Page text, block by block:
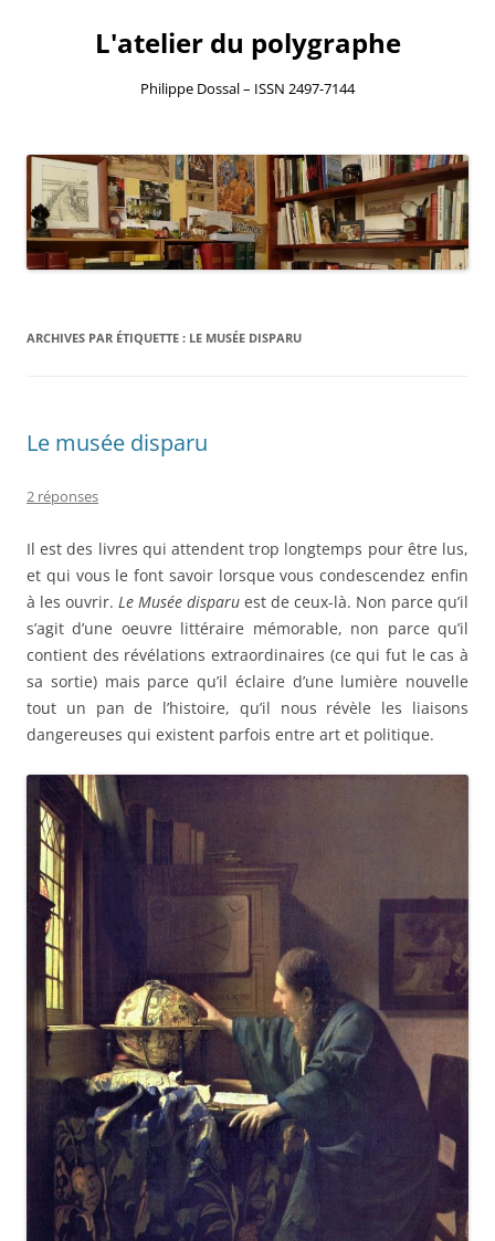
L'atelier du polygraphe
Philippe Dossal – ISSN 2497-7144
au
contenu
ARCHIVES PAR ÉTIQUETTE : LE MUSÉE DISPARU
Le musée disparu
2 réponses
Il est des livres qui attendent trop longtemps pour être lus,
et qui vous le font savoir lorsque vous condescendez enfin
à les ouvrir. Le Musée disparu est de ceux-là. Non parce qu’il
s’agit d’une oeuvre littéraire mémorable, non parce qu’il
contient des révélations extraordinaires (ce qui fut le cas à
sa sortie) mais parce qu’il éclaire d’une lumière nouvelle
tout un pan de l’histoire, qu’il nous révèle les liaisons
dangereuses qui existent parfois entre art et politique.